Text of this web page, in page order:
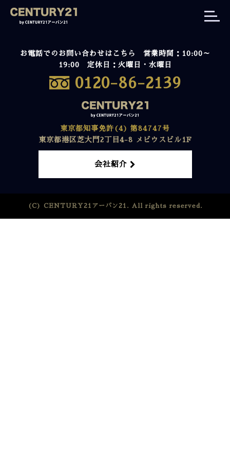
お電話でのお問い合わせはこちら 営業時間：10:00～
19:00 定休日：火曜日・水曜日
0120-86-2139
東京都知事免許(4) 第84747号
東京都港区芝大門2丁目4-8 メビウスビル1F
会社紹介
(C) CENTURY21アーバン21. All rights reserved.